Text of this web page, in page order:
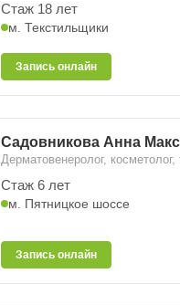
Стаж 18 лет
м. Текстильщики
Запись онлайн
Садовникова Анна
Дерматовенеролог, косметолог,
Стаж 6 лет
м. Пятницкое шоссе
Запись онлайн